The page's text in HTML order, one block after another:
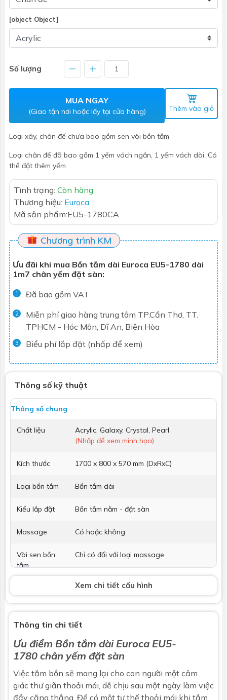
[object Object]
Số lượng
MUA NGAY
(Giao tận nơi hoặc lấy tại cửa hàng) Thêm vào giỏ
Loại xây, chân đế chưa bao gồm sen vòi bồn tắm
Loại chân đế đã bao gồm 1 yếm vách ngắn, 1 yếm vách dài. Có
thể đặt thêm yếm
Tình trạng: Còn hàng
Thương hiệu: Euroca
Mã sản phẩm:EU5-1780CA
Chương trình KM
Ưu đãi khi mua Bồn tắm dài Euroca EU5-1780 dài
1m7 chân yếm đặt sàn:
1 Đã bao gồm VAT
2
Miễn phí giao hàng trung tâm TP.Cần Thơ, TT.
TPHCM - Hóc Môn, Dĩ An, Biên Hòa
3 Biểu phí lắp đặt (nhấp để xem)
Thông số kỹ thuật
Thông số chung
Chất liệu
Acrylic, Galaxy, Crystal, Pearl
(Nhấp để xem minh họa)
Kích thước 1700 x 800 x 570 mm (DxRxC)
Loại bồn tắm Bồn tắm dài
Kiểu lắp đặt Bồn tắm nằm - đặt sàn
Massage Có hoặc không
Vòi sen bồn
tắm
Chỉ có đối với loại massage
theo
Không bao gồm
Xem chi tiết cấu hình
Thông tin chi tiết
Ưu điểm Bồn tắm dài Euroca EU5-
1780 chân yếm đặt sàn
Việc tắm bồn sẽ mang lại cho con người một cảm
giác thư giãn thoải mái, dễ chịu sau một ngày làm việc
đầy căng thẳng. Để có một tư thế thoải mái khi tắm